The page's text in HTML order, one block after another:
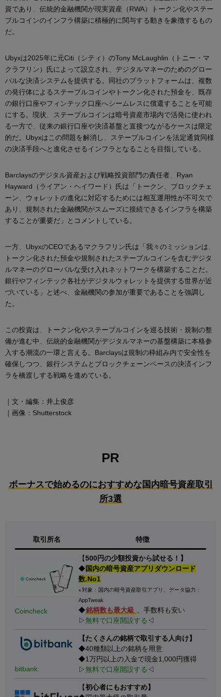
資であり、伝統的金融機関が現実資産（RWA）トークン化やステー
ブルコインのインフラ構築に積極的に関与する動きを象徴するもの
だ。
Ubyxは2025年に元Citi（シティ）のTony McLaughlin（トニー・マ
クラフリン）氏によって設立され、デジタルマネーのためのグロー
バルな決済システムを提供する。同社のプラットフォームは、複数
の発行体によるステーブルコインやトークン化された預金を、既存
の銀行口座やフィンテック口座へシームレスに償還することを可能
にする。現状、ステーブルコインは暗号資産市場内で活発に使われ
る一方で、従来の銀行口座や決済基盤と直接つながるケースは限定
的だ。Ubyxはこの問題を解消し、ステーブルコインを法定通貨同様
の決済手段へと進化させるインフラとなることを目指している。
Barclaysのデジタル資産および戦略投資部門の責任者、Ryan
Hayward（ライアン・ヘイワード）氏は「トークン、ブロックチェ
ーン、ウォレットの進化に対応するためには相互運用性が不可欠で
あり、規制された金融機関がスムーズに接続できるインフラを構築
することが重要だ」とコメントしている。
一方、UbyxのCEOであるマクラフリン氏は「我々のミッションは、
トークン化された預金や規制されたステーブルコインを含むデジタ
ルマネーのグローバルな受け入れネットワークを構築することだ。
銀行やフィンテック各社がデジタルウォレットを提供する世界が近
づいている」と述べ、金融機関の参加が重要であることを強調し
た。
この投資は、トークン化やステーブルコインを巡る技術・規制の整
備が進む中、伝統的金融機関がデジタルマネーの基盤構築に本格参
入する潮流の一環と言える。Barclaysは規制の枠組み内で安全性を
確保しつつ、銀行システムとブロックチェーンベースの決済インフ
ラを橋渡しする戦略を進めている。
｜文・編集：井上俊彦
｜画像：Shutterstock
PR
ボーナスで始めるのにおすすめな国内暗号資産取引
所3選
取引所名 特徴
Coincheck
【500円の少額投資から試せる！】
◆国内の暗号資産アプリダウンロード
数.No1
※対象：国内の暗号資産取引アプリ、データ協力：
AppTweak
◆銘柄数も最大級 、手数料も安い
▷無料で口座開設する ◁
bitbank
【たくさんの銘柄で取引する人向け】
◆40種類以上の銘柄を用意
◆1万円以上の入金で現金1,000円獲得
▷無料で口座開設する ◁
【初心者にもおすすめ】